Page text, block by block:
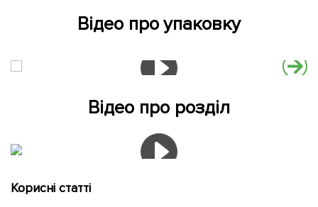
Відео про упаковку
Відео про розділ
Корисні статті